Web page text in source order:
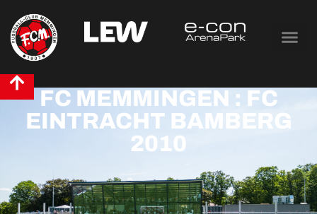
FC MEMMINGEN : FC
EINTRACHT BAMBERG
2010